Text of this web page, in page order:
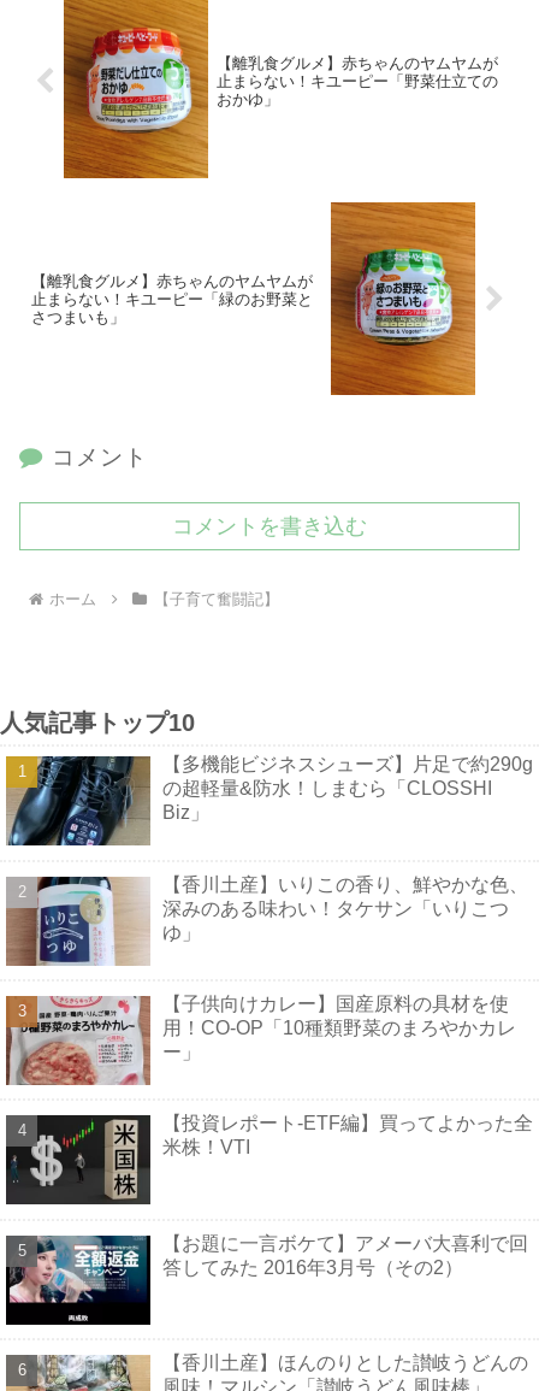
【離乳食グルメ】赤ちゃんのヤムヤムが
止まらない！キユーピー「野菜仕立ての
おかゆ」
【離乳食グルメ】赤ちゃんのヤムヤムが
止まらない！キユーピー「緑のお野菜と
さつまいも」
コメント
コメントを書き込む
ホーム 【子育て奮闘記】
人気記事トップ10
【多機能ビジネスシューズ】片足で約290g
の超軽量&防水！しまむら「CLOSSHI
Biz」
【香川土産】いりこの香り、鮮やかな色、
深みのある味わい！タケサン「いりこつ
ゆ」
【子供向けカレー】国産原料の具材を使
用！CO-OP「10種類野菜のまろやかカレ
ー」
【投資レポート-ETF編】買ってよかった全
米株！VTI
【お題に一言ボケて】アメーバ大喜利で回
答してみた 2016年3月号（その2）
【香川土産】ほんのりとした讃岐うどんの
風味！マルシン「讃岐うどん風味棒」